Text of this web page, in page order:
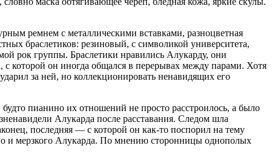
ремнем с металлическими вставками, разноцветная
браслетиков: резиновый, с символикой университета,
рок группы. Браслетики нравились Алукарду, они
которой он иногда общался в перерывах между парами. Хотя
за ней, но коллекционировать ненавидящих его
пианино их отношений не просто расстроилось, а было
Алукарда после расставания. Следом шла
последняя — с которой он как-то поспорил на тему
и мерзкого Алукарда. По мнению сторонницы однополых